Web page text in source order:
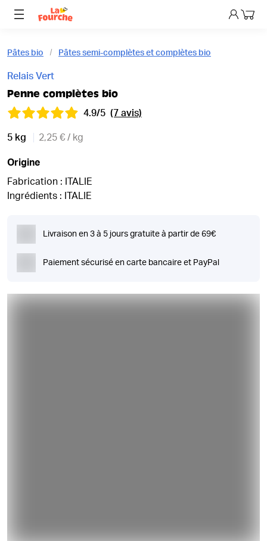
Mon
Pâtes bio Pâtes semi-complètes et complètes bio
Relais Vert
Penne complètes bio
4.9/5 (7 avis)
5 kg 2,25 € / kg
Origine
Fabrication : ITALIE
Ingrédients : ITALIE
Livraison en 3 à 5 jours gratuite à partir de 69€
Paiement sécurisé en carte bancaire et PayPal